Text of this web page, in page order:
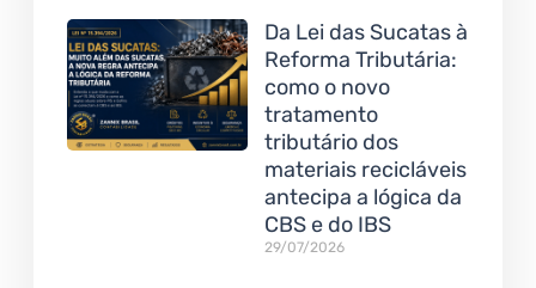
Da Lei das Sucatas à
Reforma Tributária:
como o novo
tratamento
tributário dos
materiais recicláveis
antecipa a lógica da
CBS e do IBS
29/07/2026